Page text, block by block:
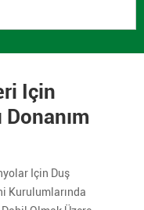
Için
Donanım
Için Duş
Kurulumlarında